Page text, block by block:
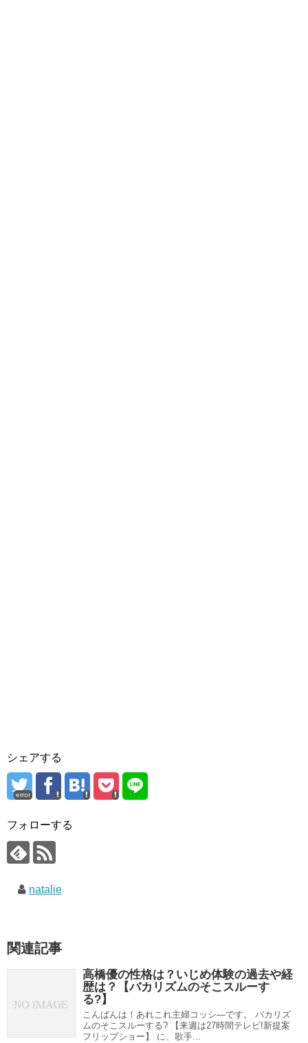
シェアする
error
フォローする
natalie
関連記事
高橋優の性格は？いじめ体験の過去や経
歴は？【バカリズムのそこスルーす
る?】
こんばんは！あれこれ主婦コッシ―です。 バカリズ
ムのそこスルーする? 【来週は27時間テレビ!新提案
フリップショー】 に、歌手...